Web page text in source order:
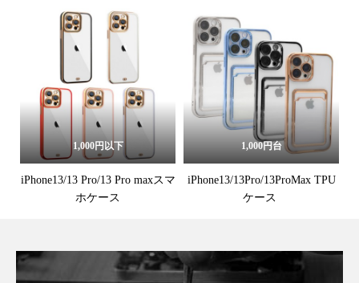
1,000円以下
iPhone13/13 Pro/13 Pro maxスマ
ホケース
1,000円台
iPhone13/13Pro/13ProMax TPU
ケース